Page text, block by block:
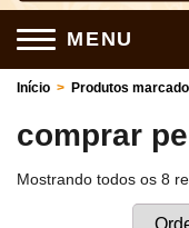
MENU
Início > Produtos
comprar
Mostrando todos os 8